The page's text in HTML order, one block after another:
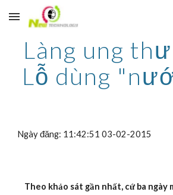
Skip to main content
Làng ung
Lỗ dùng
Ngày đăng: 11:42:51 03-02-2015
Theo khảo sát gần nhất, cứ ba ngày